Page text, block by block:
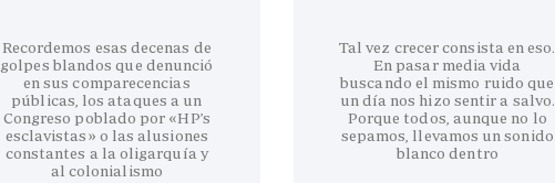
Recordemos esas decenas de
golpes blandos que denunció
en sus comparecencias
públicas, los ataques a un
Congreso poblado por «HP’s
esclavistas» o las alusiones
constantes a la oligarquía y
al colonialismo
Tal vez crecer consista en eso.
En pasar media vida
buscando el mismo ruido que
un día nos hizo sentir a salvo.
Porque todos, aunque no lo
sepamos, llevamos un sonido
blanco dentro